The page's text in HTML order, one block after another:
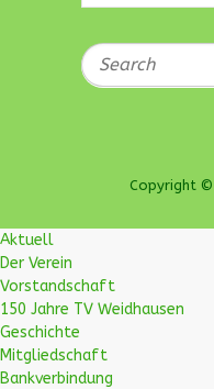
Artikel
Search
Copyright ©
Aktuell
Der Verein
Vorstandschaft
150 Jahre TV Weidhausen
Geschichte
Mitgliedschaft
Bankverbindung